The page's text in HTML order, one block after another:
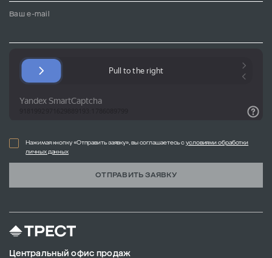
Ваш e-mail
Нажимая кнопку «Отправить заявку», вы соглашаетесь сусловиями обработки
личных данных
ОТПРАВИТЬ ЗАЯВКУ
Центральный офис продаж